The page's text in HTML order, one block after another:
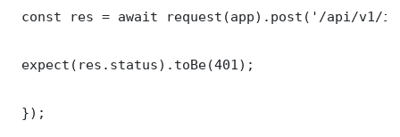
const res = await request(app).post('/api/v1/
expect(res.status).toBe(401);
});